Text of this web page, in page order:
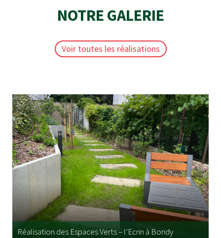
NOTRE GALERIE
Voir toutes les réalisations
Réalisation des Espaces Verts – l’Ecrin à Bondy